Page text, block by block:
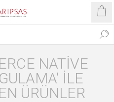
NATIVE
ILE
ÜRÜNLER